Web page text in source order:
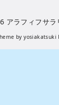
アラフィフサ
byyosiakatsuki